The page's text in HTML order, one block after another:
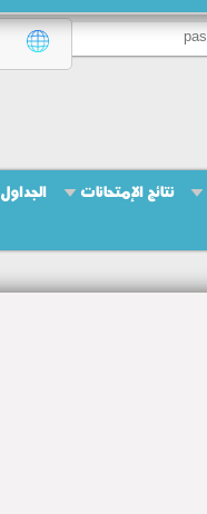
نتائج الإمتحانات
الجداول